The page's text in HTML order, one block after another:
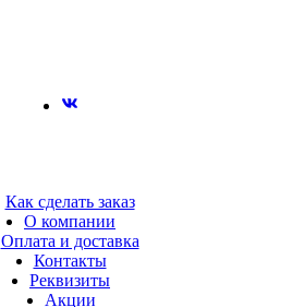
Как сделать заказ
О компании
Оплата и доставка
Контакты
Реквизиты
Акции